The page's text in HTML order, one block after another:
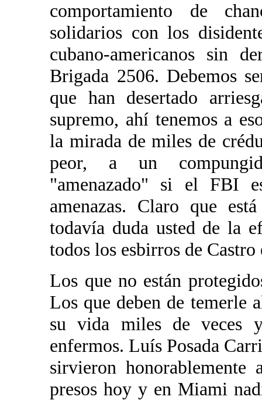
comportamiento de
solidarios con los
cubano-americanos sin
Brigada 2506. Debemos
que han desertado
supremo, ahí tenemos a
la mirada de miles de
peor, a un
"amenazado" si el FBI
amenazas. Claro que
todavía duda usted de la
todos los esbirros de
Los que no están
Los que deben de temerle
su vida miles de veces
enfermos. Luís Posada
sirvieron honorablemente
presos hoy y en Miami